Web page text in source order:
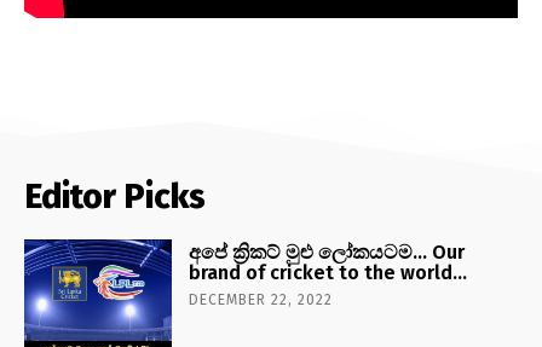
Editor Picks
අපේ ක්‍රිකට් මුළු ලෝකයටම… Our
brand of cricket to the world…
DECEMBER 22, 2022